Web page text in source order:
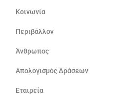
Κοινωνία
Περιβάλλον
Άνθρωπος
Απολογισμός Δράσεων
Εταιρεία